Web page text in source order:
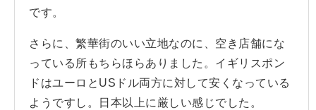
です。
さらに、繁華街のいい立地なのに、空き店舗にな
っている所もちらほらありました。イギリスポン
ドはユーロとUSドル両方に対して安くなっている
ようですし。日本以上に厳しい感じでした。